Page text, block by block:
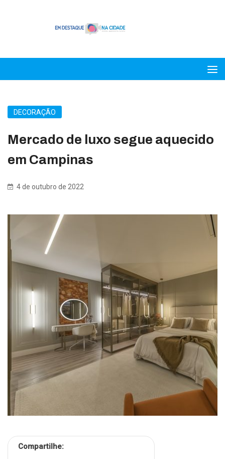
DECORAÇÃO
Mercado de luxo segue aquecido
em Campinas
4 de outubro de 2022
Compartilhe: